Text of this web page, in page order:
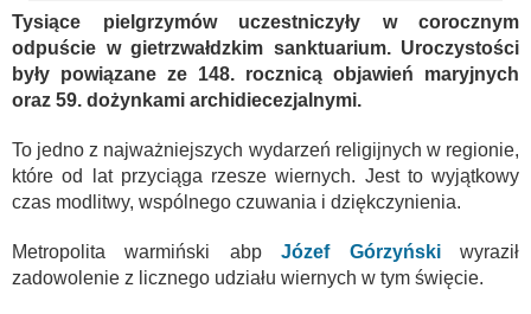
Tysiące pielgrzymów uczestniczyły w corocznym
odpuście w gietrzwałdzkim sanktuarium. Uroczystości
były powiązane ze 148. rocznicą objawień maryjnych
oraz 59. dożynkami archidiecezjalnymi.
To jedno z najważniejszych wydarzeń religijnych w regionie,
które od lat przyciąga rzesze wiernych. Jest to wyjątkowy
czas modlitwy, wspólnego czuwania i dziękczynienia.
Metropolita warmiński abpJózef Górzyńskiwyraził
zadowolenie z licznego udziału wiernych w tym święcie.